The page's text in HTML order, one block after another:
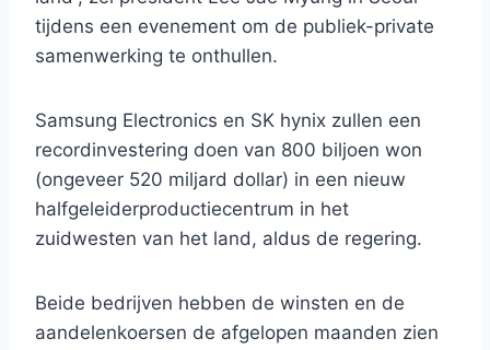
tijdens een evenement om de publiek-private
samenwerking te onthullen.
Samsung Electronics en SK hynix zullen een
recordinvestering doen van 800 biljoen won
(ongeveer 520 miljard dollar) in een nieuw
halfgeleiderproductiecentrum in het
zuidwesten van het land, aldus de regering.
Beide bedrijven hebben de winsten en de
aandelenkoersen de afgelopen maanden zien